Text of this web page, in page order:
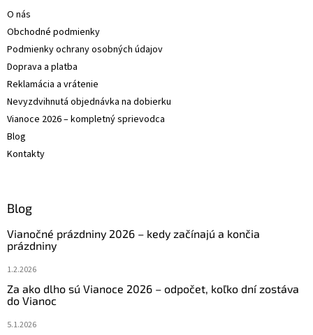
O nás
Obchodné podmienky
Podmienky ochrany osobných údajov
Doprava a platba
Reklamácia a vrátenie
Nevyzdvihnutá objednávka na dobierku
Vianoce 2026 – kompletný sprievodca
Blog
Kontakty
Blog
Vianočné prázdniny 2026 – kedy začínajú a končia
prázdniny
1.2.2026
Za ako dlho sú Vianoce 2026 – odpočet, koľko dní zostáva
do Vianoc
5.1.2026